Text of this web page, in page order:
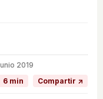
2019
6 min
Compartir ↗